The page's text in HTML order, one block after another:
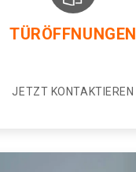
TÜRÖFFNUNGEN
JETZT KONTAKTIEREN